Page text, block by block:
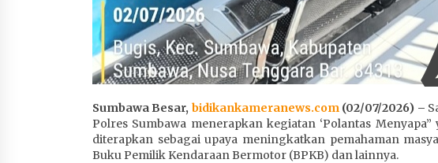
Sumbawa Besar, bidikankameranews.com(02/07/2026) –
Polres Sumbawa menerapkan kegiatan ‘Polantas
diterapkan sebagai upaya meningkatkan pemahaman
Buku Pemilik Kendaraan Bermotor (BPKB) dan lainnya.